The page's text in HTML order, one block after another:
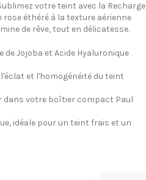
votre teint avec la Recharge
rose éthéré à la texture aérienne
de rêve, tout en délicatesse.
de Jojoba et Acide Hyaluronique
et l'homogénéité du teint
dans votre boîtier compact Paul
idéale pour un teint frais et un